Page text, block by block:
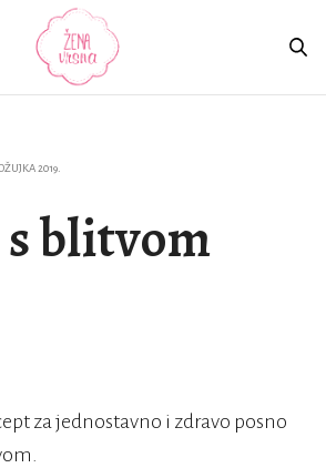
2019.
blitvom
za jednostavno i zdravo posno